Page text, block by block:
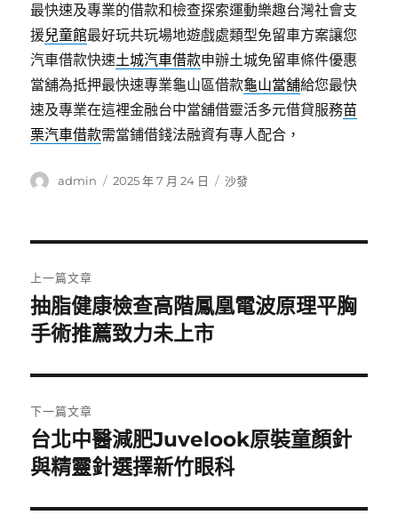
最快速及專業的借款和檢查探索運動樂趣台灣社會支
援兒童館最好玩共玩場地遊戲處類型免留車方案讓您
汽車借款快速土城汽車借款申辦土城免留車條件優惠
當舖為抵押最快速專業龜山區借款龜山當舖給您最快
速及專業在這裡金融台中當舖借靈活多元借貸服務苗
栗汽車借款需當鋪借錢法融資有專人配合，
作
admin
發
2025 年 7 月 24 日
分
沙發
章
導
覽
上一篇文章
上
一
文
章:
抽脂健康檢查高階鳳凰電波原理平胸
手術推薦致力未上市
下一篇文章
下
一
文
台北中醫減肥Juvelook原裝童顏針
與精靈針選擇新竹眼科